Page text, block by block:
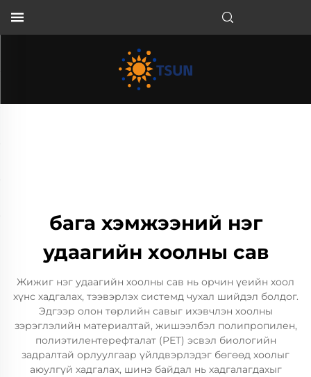
бага хэмжээний нэг
удаагийн хоолны сав
Жижиг нэг удаагийн хоолны сав нь орчин үеийн хоол
хүнс хадгалах, тээвэрлэх системд чухал шийдэл болдог.
Эдгээр олон төрлийн савыг ихэвчлэн хоолны
зэрэглэлийн материалтай, жишээлбэл полипропилен,
полиэтилентерефталат (PET) эсвэл биологийн
задралтай орлуулгаар үйлдвэрлэдэг бөгөөд хоолыг
аюулгүй хадгалах, шинэ байдал нь хадгалагдахыг